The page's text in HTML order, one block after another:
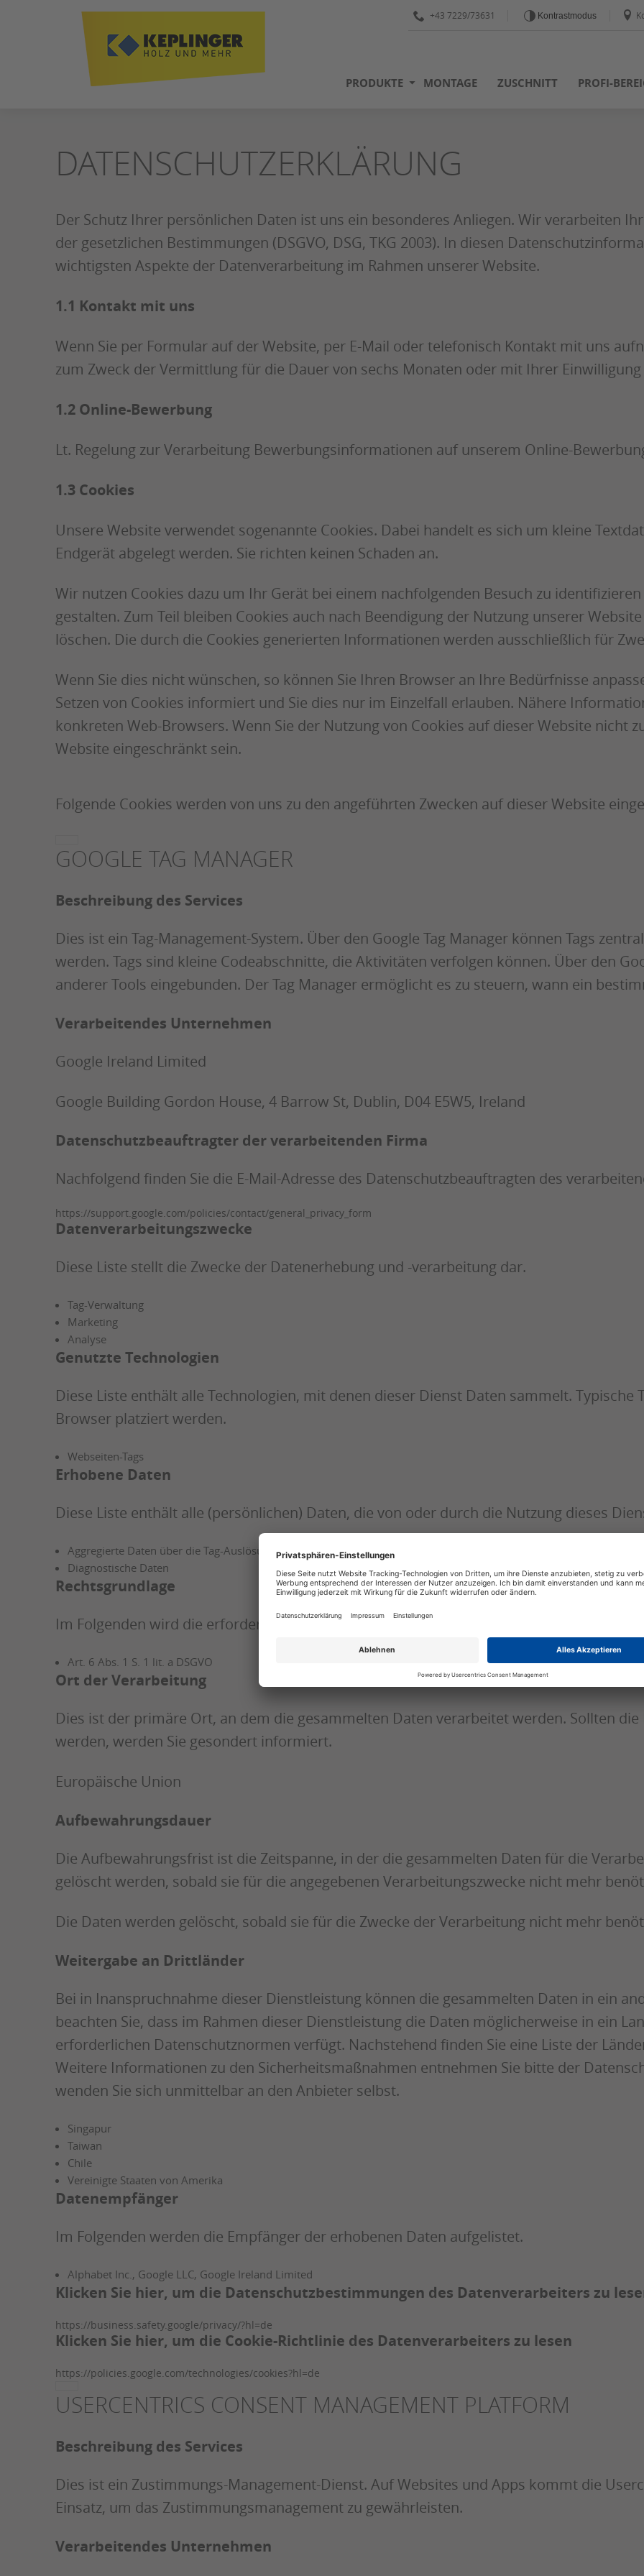
SEITENINHALT
+43 7229/73631 Kontrastmodus
PRODUKTE MONTAGE ZUSCHNITT PROFI-
DATENSCHUTZERKLÄRUNG
Der Schutz Ihrer persönlichen Daten ist uns ein besonderes Anliegen. Wir verarbeiten
der gesetzlichen Bestimmungen (DSGVO, DSG, TKG 2003). In diesen
wichtigsten Aspekte der Datenverarbeitung im Rahmen unserer Website.
1.1 Kontakt mit uns
Wenn Sie per Formular auf der Website, per E-Mail oder telefonisch Kontakt mit uns
zum Zweck der Vermittlung für die Dauer von sechs Monaten oder mit Ihrer Einwilligung
1.2 Online-Bewerbung
Lt. Regelung zur Verarbeitung Bewerbungsinformationen auf unserem Online-
1.3 Cookies
Unsere Website verwendet sogenannte Cookies. Dabei handelt es sich um kleine
Endgerät abgelegt werden. Sie richten keinen Schaden an.
Wir nutzen Cookies dazu um Ihr Gerät bei einem nachfolgenden Besuch zu
gestalten. Zum Teil bleiben Cookies auch nach Beendigung der Nutzung unserer
löschen. Die durch die Cookies generierten Informationen werden ausschließlich für
Wenn Sie dies nicht wünschen, so können Sie Ihren Browser an Ihre Bedürfnisse
Setzen von Cookies informiert und Sie dies nur im Einzelfall erlauben. Nähere
konkreten Web-Browsers. Wenn Sie der Nutzung von Cookies auf dieser Website nicht
Website eingeschränkt sein.
Folgende Cookies werden von uns zu den angeführten Zwecken auf dieser Website
GOOGLE TAG MANAGER
Beschreibung des Services
Dies ist ein Tag-Management-System. Über den Google Tag Manager können Tags
werden. Tags sind kleine Codeabschnitte, die Aktivitäten verfolgen können. Über den
anderer Tools eingebunden. Der Tag Manager ermöglicht es zu steuern, wann ein
Verarbeitendes Unternehmen
Google Ireland Limited
Google Building Gordon House, 4 Barrow St, Dublin, D04 E5W5, Ireland
Datenschutzbeauftragter der verarbeitenden Firma
Nachfolgend finden Sie die E-Mail-Adresse des Datenschutzbeauftragten des
https://support.google.com/policies/contact/general_privacy_form
Datenverarbeitungszwecke
Diese Liste stellt die Zwecke der Datenerhebung und -verarbeitung dar.
Tag-Verwaltung
Marketing
Analyse
Genutzte Technologien
Diese Liste enthält alle Technologien, mit denen dieser Dienst Daten sammelt. Typische
Browser platziert werden.
Webseiten-Tags
Erhobene Daten
Diese Liste enthält alle (persönlichen) Daten, die von oder durch die Nutzung dieses
Aggregierte Daten über die Tag-Auslösung
Diagnostische Daten
Rechtsgrundlage
Im Folgenden wird die erforderliche Rechtsgrundlage für die Verarbeitung von Daten
Art. 6 Abs. 1 S. 1 lit. a DSGVO
Ort der Verarbeitung
Dies ist der primäre Ort, an dem die gesammelten Daten verarbeitet werden. Sollten
werden, werden Sie gesondert informiert.
Europäische Union
Aufbewahrungsdauer
Die Aufbewahrungsfrist ist die Zeitspanne, in der die gesammelten Daten für die
gelöscht werden, sobald sie für die angegebenen Verarbeitungszwecke nicht mehr
Die Daten werden gelöscht, sobald sie für die Zwecke der Verarbeitung nicht mehr
Weitergabe an Drittländer
Bei in Inanspruchnahme dieser Dienstleistung können die gesammelten Daten in ein
beachten Sie, dass im Rahmen dieser Dienstleistung die Daten möglicherweise in ein
erforderlichen Datenschutznormen verfügt. Nachstehend finden Sie eine Liste der
Weitere Informationen zu den Sicherheitsmaßnahmen entnehmen Sie bitte der
wenden Sie sich unmittelbar an den Anbieter selbst.
Singapur
Taiwan
Chile
Vereinigte Staaten von Amerika
Datenempfänger
Im Folgenden werden die Empfänger der erhobenen Daten aufgelistet.
Alphabet Inc., Google LLC, Google Ireland Limited
Klicken Sie hier, um die Datenschutzbestimmungen des Datenverarbeiters zu
https://business.safety.google/privacy/?hl=de
Klicken Sie hier, um die Cookie-Richtlinie des Datenverarbeiters zu lesen
https://policies.google.com/technologies/cookies?hl=de
USERCENTRICS CONSENT MANAGEMENT PLATFORM
Beschreibung des Services
Dies ist ein Zustimmungs-Management-Dienst. Auf Websites und Apps kommt die
Einsatz, um das Zustimmungsmanagement zu gewährleisten.
Verarbeitendes Unternehmen